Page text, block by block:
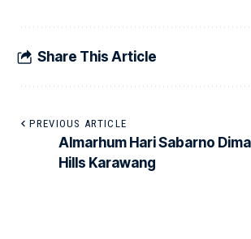
Share This Article
PREVIOUS ARTICLE
Almarhum Hari Sabarno
Hills Karawang